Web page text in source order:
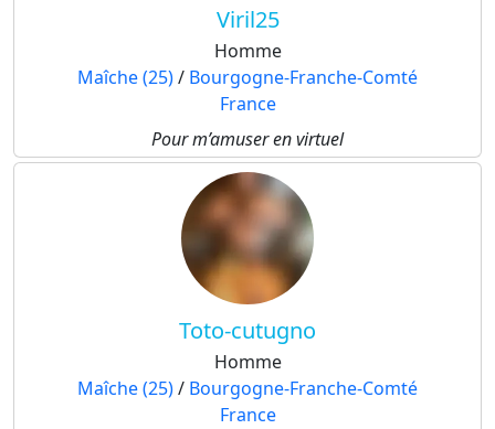
Viril25
Homme
Maîche (25)/ Bourgogne-Franche-Comté
France
Pour m’amuser en virtuel
Toto-cutugno
Homme
Maîche (25)/ Bourgogne-Franche-Comté
France